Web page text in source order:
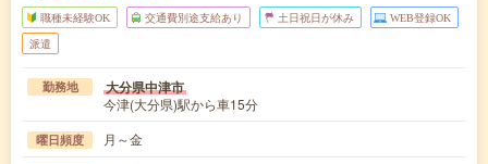
職種未経験OK 交通費別途支給あり 土日祝日が休み WEB登録OK
派遣
勤務地 大分県中津市
今津(大分県)駅から車15分
曜日頻度 月～金